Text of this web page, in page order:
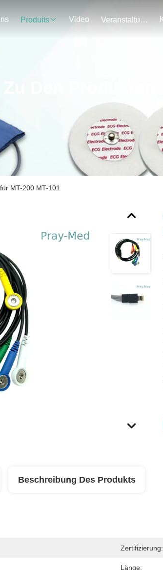
Produits Video Veranstaltungen
Den Produkten
MT-200 MT-101
Beschreibung Des Produkts
Zertifizierung:
Länge: